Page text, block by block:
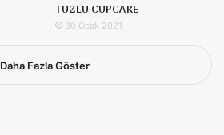
TUZLU CUPCAKE
30 Ocak 2021
Daha Fazla Göster